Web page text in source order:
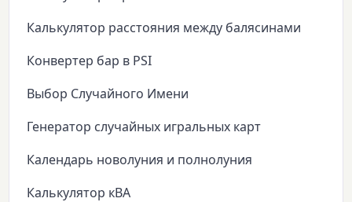
Калькулятор расстояния между балясинами
Конвертер бар в PSI
Выбор Случайного Имени
Генератор случайных игральных карт
Календарь новолуния и полнолуния
Калькулятор кВА